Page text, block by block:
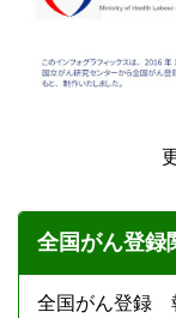
全国がん登録
全国がん登録